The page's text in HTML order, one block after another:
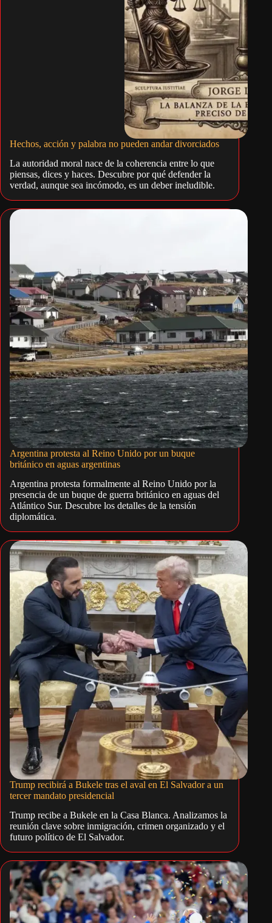
Hechos, acción y palabra no pueden andar divorciados
La autoridad moral nace de la coherencia entre lo que
piensas, dices y haces. Descubre por qué defender la
verdad, aunque sea incómodo, es un deber ineludible.
Argentina protesta al Reino Unido por un buque
británico en aguas argentinas
Argentina protesta formalmente al Reino Unido por la
presencia de un buque de guerra británico en aguas del
Atlántico Sur. Descubre los detalles de la tensión
diplomática.
Trump recibirá a Bukele tras el aval en El Salvador a un
tercer mandato presidencial
Trump recibe a Bukele en la Casa Blanca. Analizamos la
reunión clave sobre inmigración, crimen organizado y el
futuro político de El Salvador.